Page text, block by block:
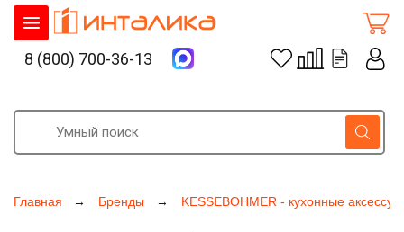
Главная Бренды KESSEBOHMER - кухонные
8 (800) 700-36-13